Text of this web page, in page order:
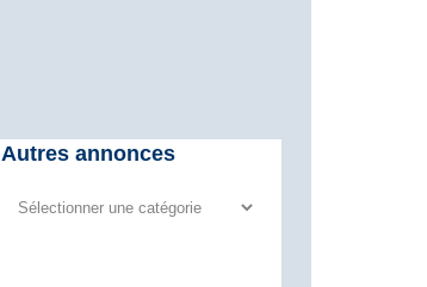
Autres annonces
Autres